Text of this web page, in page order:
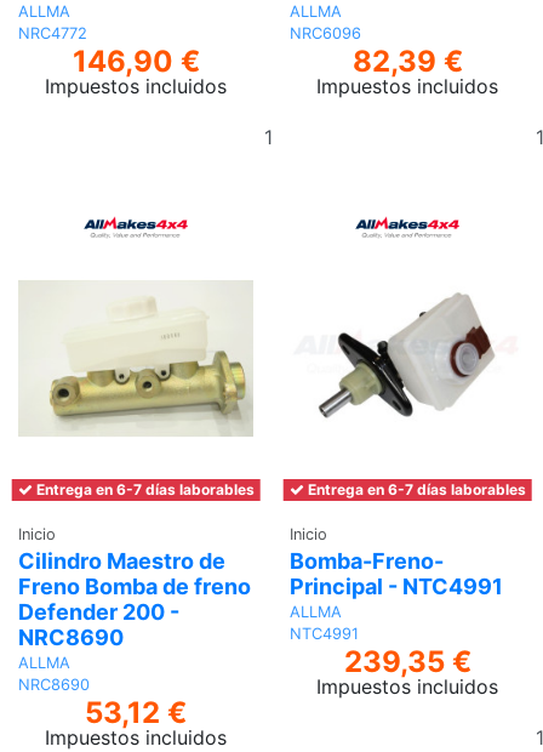
ALLMA
NRC4772
146,90 €
Impuestos incluidos
ALLMA
NRC6096
82,39 €
Impuestos incluidos
Entrega en 6-7 días laborables
Inicio
Cilindro Maestro de
Freno Bomba de freno
Defender 200 -
NRC8690
ALLMA
NRC8690
53,12 €
Impuestos incluidos
Entrega en 6-7 días laborables
Inicio
Bomba-Freno-
Principal - NTC4991
ALLMA
NTC4991
239,35 €
Impuestos incluidos